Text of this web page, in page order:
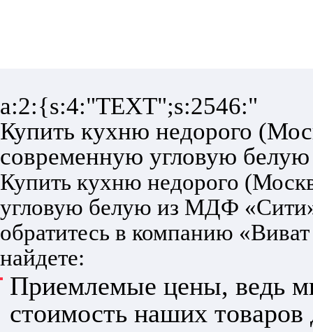
a:2:{s:4:"TEXT";s:2546:"
Купить кухню недорого
современную угловую
Купить кухню недорого
угловую белую из МДФ «Сити»
обратитесь в компанию
найдете:
Приемлемые цены, ведь
стоимость наших